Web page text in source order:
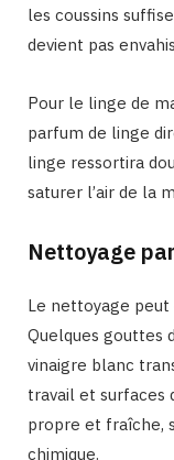
les coussins
devient pas
Pour le linge de
parfum de linge
linge ressortira
saturer l’air de la
Nettoyage
Le nettoyage
Quelques gouttes
vinaigre blanc
travail et surfaces
propre et fraîche,
chimique.